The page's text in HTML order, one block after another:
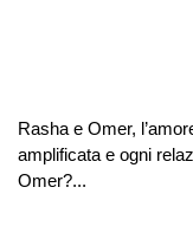
Rasha e Omer,
amplificata e ogni
Omer?...